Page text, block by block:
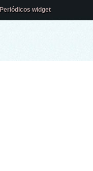
Periódicos widget